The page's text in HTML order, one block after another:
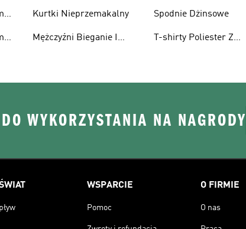
Kurtki Nieprzemakalny
Mężczyźni Bieganie I
Spodnie Dżinsowe
T-shirty Poliester Z
WYKORZYSTANIA NA NAGRODY
WSPARCIE
Pomoc
O FIRMIE
O nas